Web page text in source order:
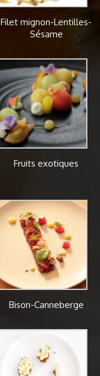
Filet mignon-Lentilles-
Sésame
Fruits exotiques
Bison-Canneberge